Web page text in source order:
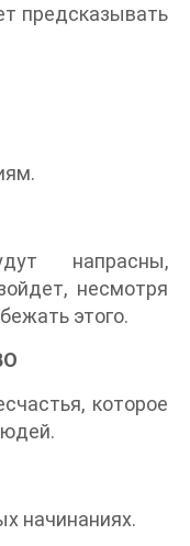
предсказывать
напрасны,
несмотря
этого.
которое
начинаниях.